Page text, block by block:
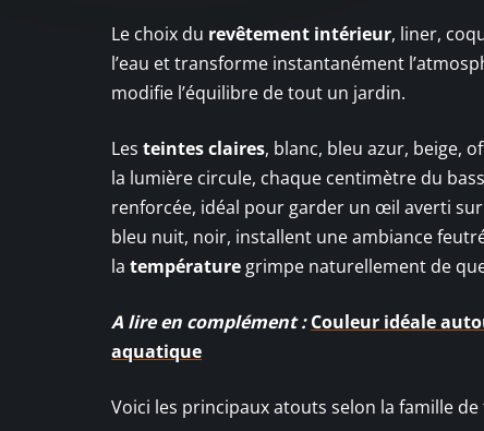
Le choix du revêtement intérieur, liner,
l’eau et transforme instantanément
modifie l’équilibre de tout un jardin.
Les teintes claires, blanc, bleu azur, beige,
la lumière circule, chaque centimètre du
renforcée, idéal pour garder un œil averti sur
bleu nuit, noir, installent une ambiance
la température grimpe naturellement de
A lire en complément : Couleur idéale
aquatique
Voici les principaux atouts selon la famille